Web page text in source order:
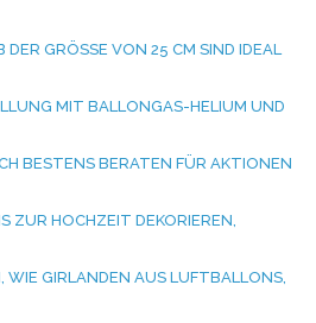
GRÖSSE VON 25 CM SIND IDEAL G
MIT BALLONGAS-HELIUM UND L
BESTENS BERATEN FÜR AKTIONEN W
HOCHZEIT DEKORIEREN, B
GIRLANDEN AUS LUFTBALLONS, P